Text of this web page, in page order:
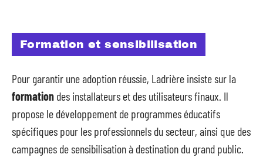
Formation et sensibilisation
Pour garantir une adoption réussie, Ladrière insiste sur la
formation des installateurs et des utilisateurs finaux. Il
propose le développement de programmes éducatifs
spécifiques pour les professionnels du secteur, ainsi que des
campagnes de sensibilisation à destination du grand public.